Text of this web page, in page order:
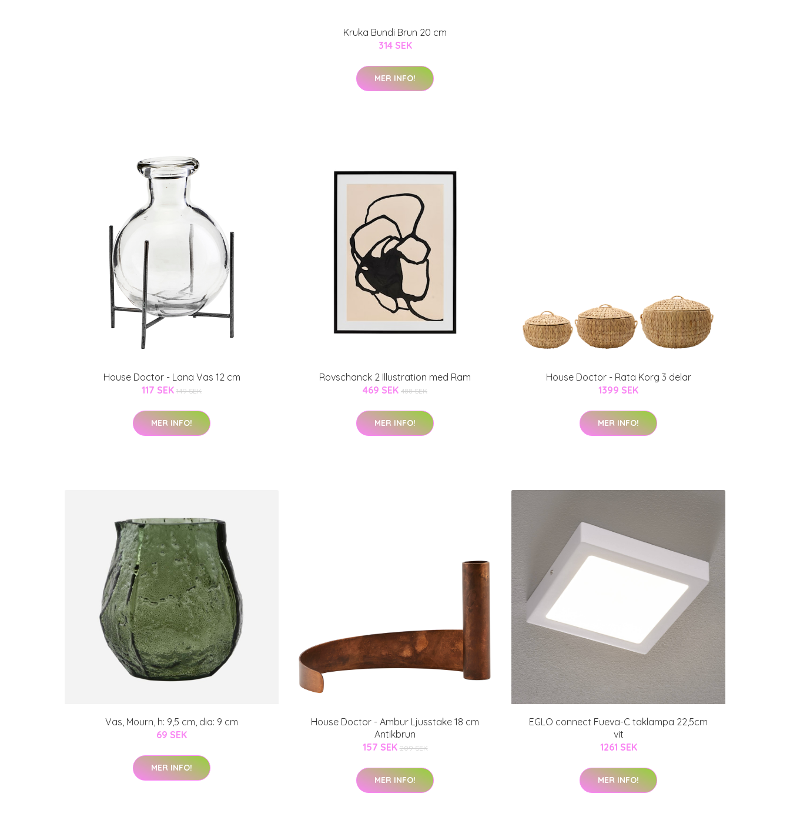
Kruka Bundi Brun 20 cm
314 SEK
MER INFO!
House Doctor - Lana Vas 12 cm
117 SEK 149 SEK
MER INFO!
Rovschanck 2 Illustration med Ram
469 SEK 488 SEK
MER INFO!
House Doctor - Rata Korg 3 delar
1399 SEK
MER INFO!
Vas, Mourn, h: 9,5 cm, dia: 9 cm
69 SEK
MER INFO!
House Doctor - Ambur Ljusstake 18 cm
Antikbrun
157 SEK 209 SEK
MER INFO!
EGLO connect Fueva-C taklampa 22,5cm
vit
1261 SEK
MER INFO!